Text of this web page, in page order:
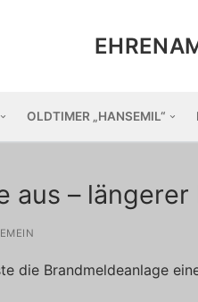
OLDTIMER „HANSEMIL“
aus – längerer
die Brandmeldeanlage